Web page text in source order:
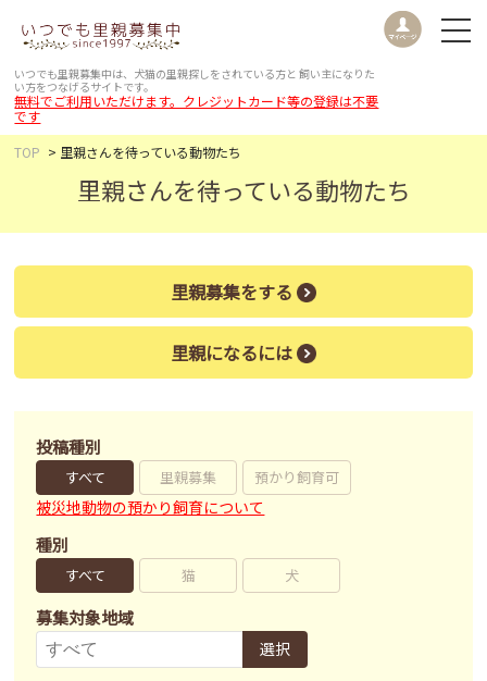
いつでも里親募集中は、犬猫の里親探しをされている方と 飼い主になりた
い方をつなげるサイトです。
無料でご利用いただけます。クレジットカード等の登録は不要
です
TOP
里親さんを待っている動物たち
里親さんを待っている動物たち
里親募集をする
里親になるには
投稿種別
すべて 里親募集 預かり飼育可
被災地動物の預かり飼育について
種別
すべて 猫 犬
募集対象地域
選択